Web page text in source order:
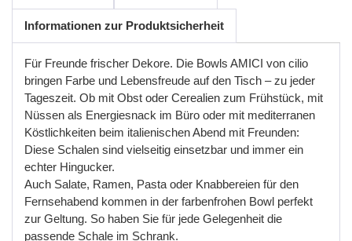
Informationen zur Produktsicherheit
Für Freunde frischer Dekore. Die Bowls AMICI von cilio
bringen Farbe und Lebensfreude auf den Tisch – zu jeder
Tageszeit. Ob mit Obst oder Cerealien zum Frühstück, mit
Nüssen als Energiesnack im Büro oder mit mediterranen
Köstlichkeiten beim italienischenAbend mit Freunden:
Diese Schalen sind vielseitig einsetzbar und immer ein
echter Hingucker.
Auch Salate, Ramen, Pasta oder Knabbereien für den
Fernsehabend kommen in der farbenfrohen Bowl perfekt
zur Geltung. So haben Sie für jede Gelegenheit die
passende Schale im Schrank.